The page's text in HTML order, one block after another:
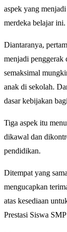
aspek yang
merdeka belajar ini.
Diantaranya,
menjadi penggerak
semaksimal
anak di sekolah.
dasar kebijakan
Tiga aspek itu
dikawal dan
pendidikan.
Ditempat yang
mengucapkan
atas kesediaan
Prestasi Siswa